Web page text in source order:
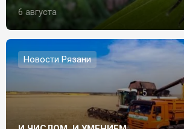
6 августа
Новости Рязани